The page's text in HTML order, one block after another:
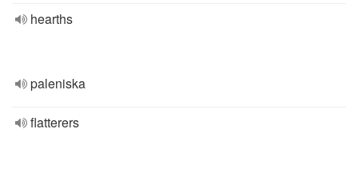
hearths
paleniska
flatterers